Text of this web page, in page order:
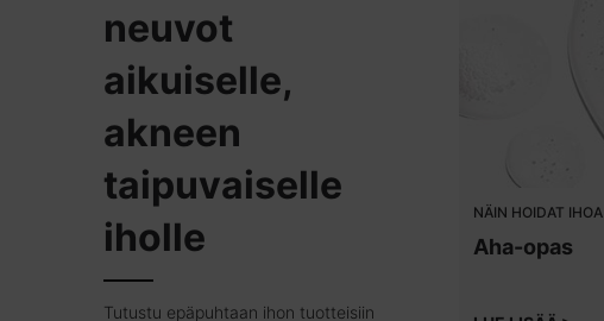
neuvot
aikuiselle,
akneen
taipuvaiselle
iholle
Tutustu epäpuhtaan ihon tuotteisiin
NÄIN HOIDAT IHOA
Aha-opas